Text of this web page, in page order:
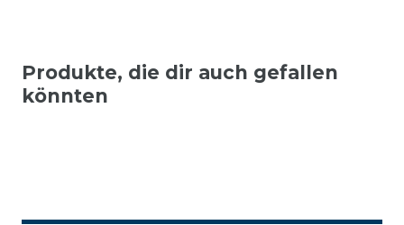
Produkte, die dir auch gefallen
könnten